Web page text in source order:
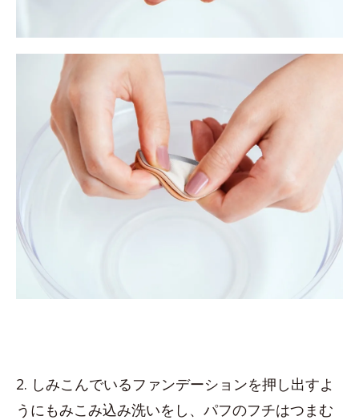
2. しみこんでいるファンデーションを押し出すよ
うにもみこみ込み洗いをし、パフのフチはつまむ